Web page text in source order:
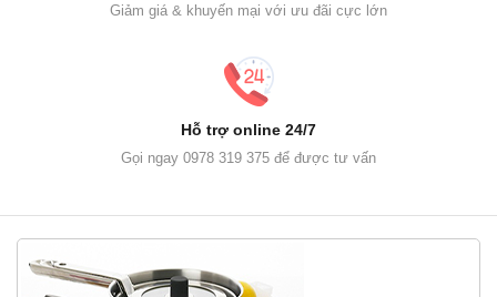
Giảm giá & khuyến mại với ưu đãi cực lớn
Hỗ trợ online 24/7
Gọi ngay 0978 319 375 để được tư vấn